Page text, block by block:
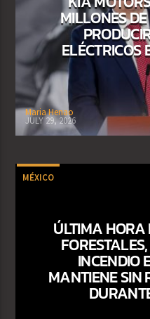
MILLONES
ELÉCTRICOS
Maria Henao
JULY 29, 2026
MÉXICO
ÚLTIMA HORA
INCENDIO
MANTIENE SIN